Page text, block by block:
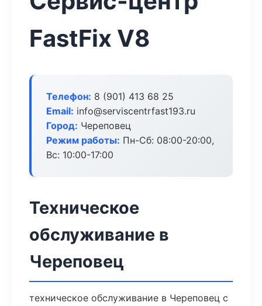
FastFix V8
Телефон: 8 (901) 413 68 25
Email: info@serviscentrfast193.ru
Город: Череповец
Режим работы: Пн-Сб: 08:00-20:00,
Вс: 10:00-17:00
Техническое
обслуживание в
Череповец
техническое обслуживание в Череповец с